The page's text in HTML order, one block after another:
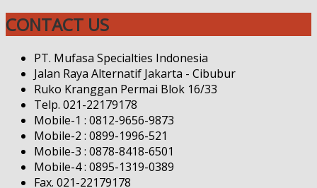
CONTACT US
PT. Mufasa Specialties Indonesia
Jalan Raya Alternatif Jakarta - Cibubur
Ruko Kranggan Permai Blok 16/33
Telp. 021-22179178
Mobile-1 : 0812-9656-9873
Mobile-2 : 0899-1996-521
Mobile-3 : 0878-8418-6501
Mobile-4 : 0895-1319-0389
Fax. 021-22179178